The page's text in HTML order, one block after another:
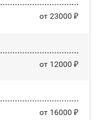
от 23000 ₽
от 12000 ₽
от 16000 ₽